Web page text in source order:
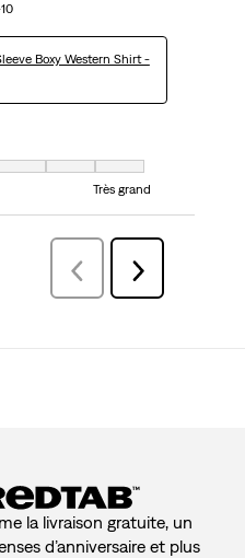
Boxy Western Shirt -
petit et 7 est égal à Très grand
Très grand
Précédentcommentaire
Suivant
commentaire
la livraison gratuite, un
d’anniversaire et plus